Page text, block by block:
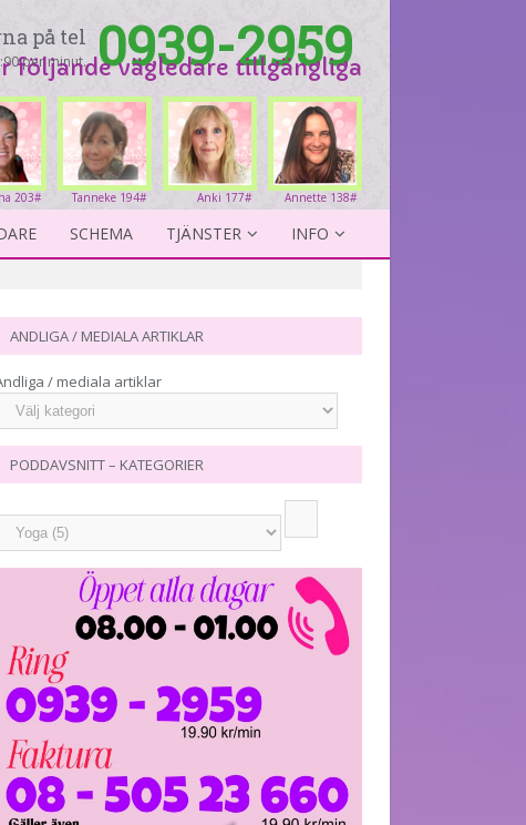
på tel
per minut. 0939-2959
följande vägledare tillgängliga
Annette 138#
Anki 177#
Tanneke 194#
203#
SCHEMA TJÄNSTER INFO
ANDLIGA / MEDIALA ARTIKLAR
/ mediala artiklar
PODDAVSNITT – KATEGORIER